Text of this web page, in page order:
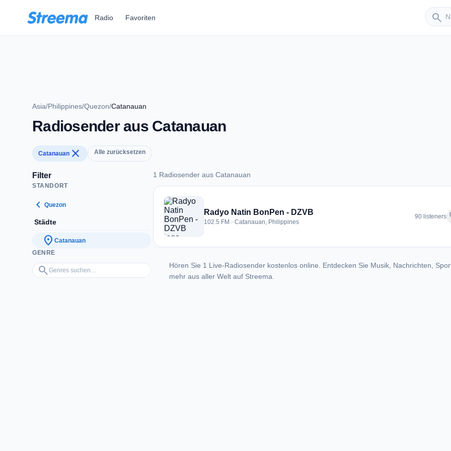
Radio Favoriten search
Sender
Asia/Philippines/Quezon/Catanauan
Radiosender aus Catanauan
Catanauan close Alle zurücksetzen
Filter
STANDORT
chevron_left Quezon
Städte
location_on Catanauan
GENRE
search
Genres suchen…
1 Radiosender aus Catanauan
1 Radiosender aus Catanauan
Radyo Natin BonPen - DZVB
102.5 FM · Catanauan, Philippines
90 listeners
Hören Sie 1 Live-Radiosender kostenlos online. Entdecken Sie Musik, Nachrichten,
mehr aus aller Welt auf Streema.